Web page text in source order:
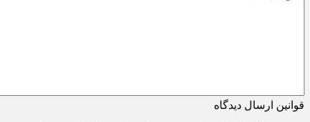
قوانین ارسال دیدگاه